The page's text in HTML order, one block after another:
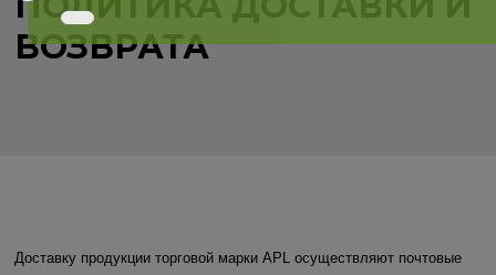
ВОЗВРАТА
Доставку продукции торговой марки APL осуществляют почтовые